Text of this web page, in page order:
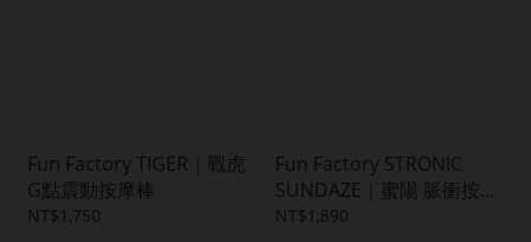
Fun Factory TIGER｜戰虎
G點震動按摩棒
NT$1,750
Fun Factory STRONIC
SUNDAZE｜蜜陽 脈衝按摩
棒
NT$1,890